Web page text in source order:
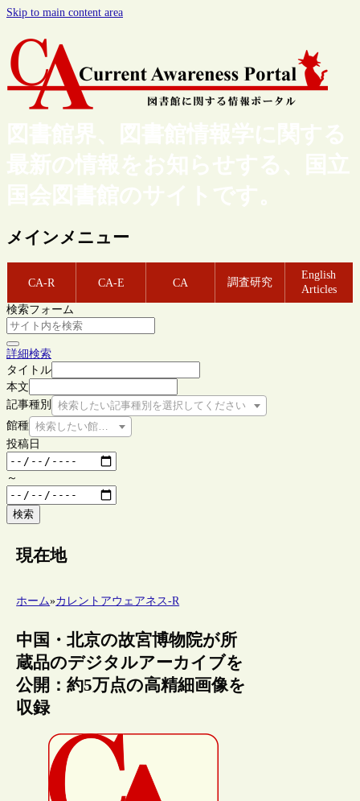
Skip to main content area
図書館界、図書館情報学に関する
最新の情報をお知らせする、国立
国会図書館のサイトです。
メインメニュー
CA-R CA-E CA 調査研究
English
Articles
検索フォーム
詳細検索
タイトル
本文
記事種別
検索したい記事種別を選択してください
館種 検索したい館種を選択してください
投稿日
～
検索
現在地
ホーム»カレントアウェアネス-R
中国・北京の故宮博物院が所
蔵品のデジタルアーカイブを
公開：約5万点の高精細画像を
収録